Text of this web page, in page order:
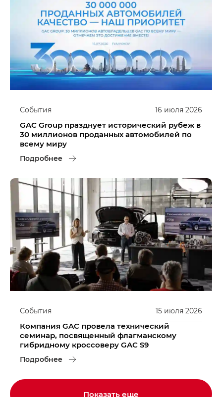
16 июля 2026
События
GAC Group празднует исторический рубеж в
30 миллионов проданных автомобилей по
всему миру
Подробнее
15 июля 2026
События
Компания GAC провела технический
семинар, посвященный флагманскому
гибридному кроссоверу GAC S9
Подробнее
Показать еще